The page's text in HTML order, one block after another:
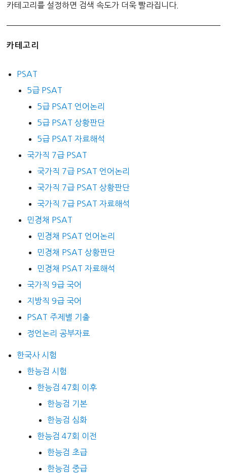
카테고리를 설정하면 검색 속도가 더욱 빨라집니다.
카테고리
PSAT
5급 PSAT
5급 PSAT 언어논리
5급 PSAT 상황판단
5급 PSAT 자료해석
국가직 7급 PSAT
국가직 7급 PSAT 언어논리
국가직 7급 PSAT 상황판단
국가직 7급 PSAT 자료해석
민경채 PSAT
민경채 PSAT 언어논리
민경채 PSAT 상황판단
민경채 PSAT 자료해석
국가직 9급 국어
지방직 9급 국어
PSAT 주제별 기출
정언논리 공부자료
한국사 시험
한능검 시험
한능검 47회 이후
한능검 기본
한능검 심화
한능검 47회 이전
한능검 초급
한능검 중급